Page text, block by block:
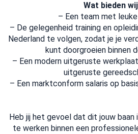
Wat bieden
– Een team met leuke
– De gelegenheid training en
Nederland te volgen, zodat je je
kunt doorgroeien binnen
– Een modern uitgeruste
uitgeruste
– Een marktconform salaris op
Heb jij het gevoel dat dit jouw baan
te werken binnen een